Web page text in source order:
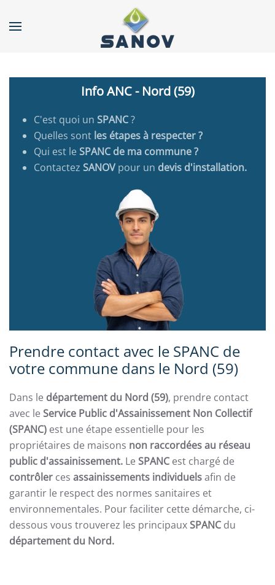
Accéder au contenu principal
Info ANC - Nord (59)
C'est quoi un SPANC?
Quelles sont les étapes à respecter ?
Qui est leSPANC de ma commune ?
Contactez SANOV pour un devis d'installation.
Prendre contact avec le SPANC de
votre commune dans le Nord (59)
Dans le département du Nord (59), prendre contact
avec le Service Public d'Assainissement Non Collectif
(SPANC) est une étape essentielle pour les
propriétaires de maisons non raccordées au réseau
public d'assainissement. Le SPANCest chargé de
contrôler ces assainissements individuelsafin de
garantir le respect des normes sanitaires et
environnementales. Pour faciliter cette démarche, ci-
dessous vous trouverez les principauxSPANCdu
département du Nord.